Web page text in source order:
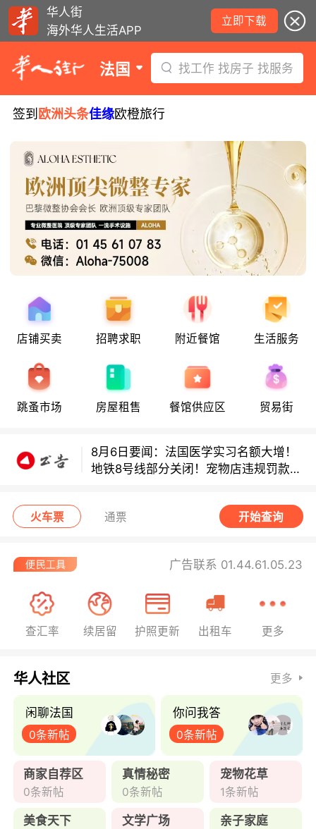
华人街
海外华人生活APP
立即下载
法国 找工作 找房子 找服务
签到 欧洲头条佳缘欧橙旅行
店铺买卖 招聘求职 附近餐馆 生活服务
跳蚤市场 房屋租售 餐馆供应区 贸易街
地铁8号线部分关闭！宠物店违规罚款出
炉！
巴黎地铁音乐家海选启动！
8月6日要闻：法国医学实习名额大增！
地铁8号线部分关闭！宠物店违规罚款出
巴黎地铁音乐家海选启动！
火车票 通票 开始查询
广告联系 01.44.61.05.23
查汇率 续居留 护照更新 出租车 更多
华人社区 更多
闲聊法国
0条新帖
你问我答
0条新帖
商家自荐区
0条新帖
真情秘密
0条新帖
宠物花草
1条新帖
美食天下 文学广场 亲子家庭